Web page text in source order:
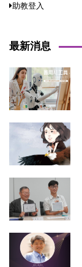
助教登入
最新消息